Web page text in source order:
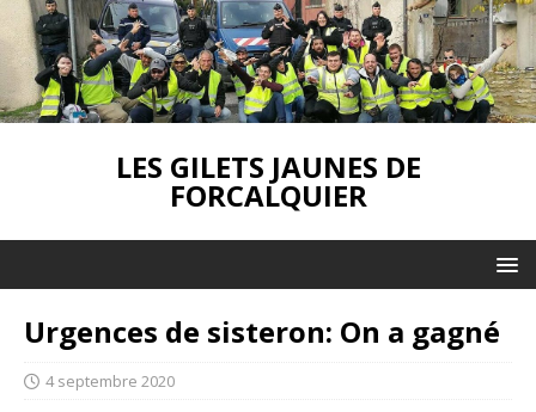
LES GILETS JAUNES DE
FORCALQUIER
Urgences de sisteron: On a gagné
4 septembre 2020